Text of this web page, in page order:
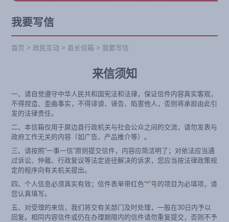
我要写信
首页 > 政民互动 > 县长信箱 > 我要写信
来信须知
一、请自觉遵守中华人民共和国宪法和法律，保证信件内容真实客观，
不得捏造、歪曲事实，不得诽谤、诬告、陷害他人，否则将承担由此引
发的法律责任。
二、本信箱仅用于屏边县行政机关与社会公众之间的交流，请勿发表与
政府工作无关的内容（如广告、产品推介等）。
三、请按照“一事一信”原则提交信件，内容应简洁明了；对依法应当通
过诉讼、仲裁、行政复议等法定途径解决的诉求，您应当按法律政策规
定的程序向有关机关提出。
四、个人信息必须真实有效；信件表单带红色“*”号的项目为必填项，请
您认真填写。
五、对受理的来信，我们将交有关部门及时处理，一般在30日内予以
回复。相同内容信件或仍在办理期限内的信件请勿重复提交，否则不予